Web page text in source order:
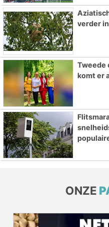
verder
Tweede
komt er
ONZE